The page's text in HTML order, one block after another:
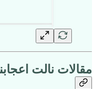
مقالات نالت